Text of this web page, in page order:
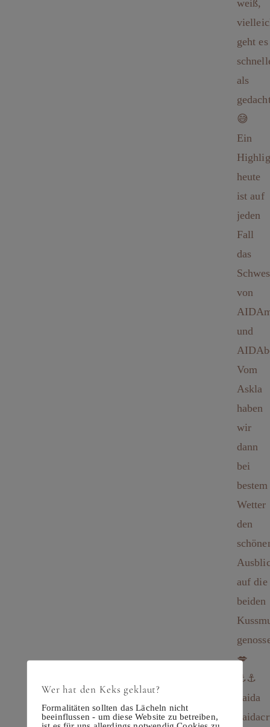
Wer hat den Keks geklaut?
Formalitäten sollten das Lächeln nicht
beeinflussen - um diese Website zu betreiben,